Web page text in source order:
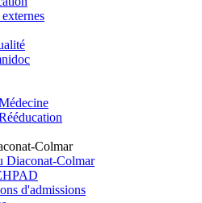
Colmar
Diaconat-Colmar
d'admissions